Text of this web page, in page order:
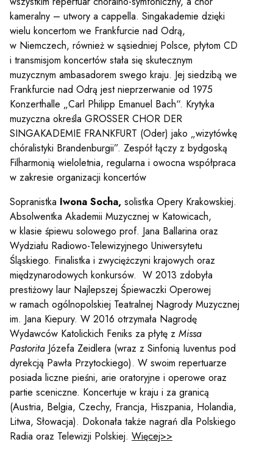
kameralny – utwory a cappella. Singakademie dzięki
wielu koncertom we Frankfurcie nad Odrą,
w Niemczech, również w sąsiedniej Polsce, płytom CD
i transmisjom koncertów stała się skutecznym
muzycznym ambasadorem swego kraju. Jej siedzibą we
Frankfurcie nad Odrą jest nieprzerwanie od 1975
Konzerthalle „Carl Philipp Emanuel Bach“. Krytyka
muzyczna określa GROSSER CHOR DER
SINGAKADEMIE FRANKFURT (Oder) jako „wizytówkę
chóralistyki Brandenburgii”. Zespół łączy z bydgoską
Filharmonią wieloletnia, regularna i owocna współpraca
w zakresie organizacji koncertów
Sopranistka Iwona Socha, solistka Opery Krakowskiej.
Absolwentka Akademii Muzycznej w Katowicach,
w klasie śpiewu solowego prof. Jana Ballarina oraz
Wydziału Radiowo-Telewizyjnego Uniwersytetu
Śląskiego. Finalistka i zwyciężczyni krajowych oraz
międzynarodowych konkursów. W 2013 zdobyła
prestiżowy laur Najlepszej Śpiewaczki Operowej
w ramach ogólnopolskiej Teatralnej Nagrody Muzycznej
im. Jana Kiepury. W 2016 otrzymała Nagrodę
Wydawców Katolickich Feniks za płytę z Missa
Pastorita Józefa Zeidlera (wraz z Sinfonią Iuventus pod
dyrekcją Pawła Przytockiego). W swoim repertuarze
posiada liczne pieśni, arie oratoryjne i operowe oraz
partie sceniczne. Koncertuje w kraju i za granicą
(Austria, Belgia, Czechy, Francja, Hiszpania, Holandia,
Litwa, Słowacja). Dokonała także nagrań dla Polskiego
Radia oraz Telewizji Polskiej. Więcej>>